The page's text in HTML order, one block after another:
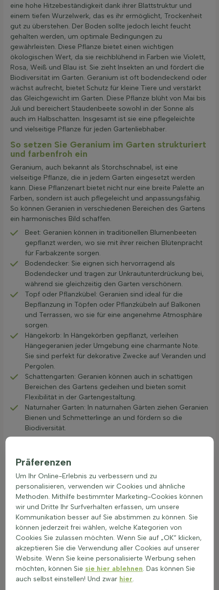
eine hohe Hitzebeständigkeit dank ihrer Blattstruktur und
einem tiefen Wurzelwerk, das es ihr ermöglicht, Trockenheit
gut zu überstehen. Der Boden sollte jedoch leicht feucht
gehalten werden, um optimale Bedingungen zu
gewährleisten. Diese Pflanze bietet einen wichtigen
ökologischen Wert, da sie reichblühend in Farben wie Violett,
Rosa, Weiß und Blau ist. Sie zieht Insekten an und fördert die
Biodiversität im Garten. Geranium ist oft bodendeckend oder
wächst aufrecht, bietet Schutz für kleine Tiere und verstärkt
das Gleichgewicht im Garten. Diese Pflanze blüht von Mai bis
Juli und bereichert Staudenbeete sowohl in der Sonne als
auch im Halbschatten. Insgesamt ist sie eine pflegeleichte
und vielseitige Pflanze für jeden Gartenliebhaber.
So setzen Sie Geranium im Garten strukturiert
und farbenfroh ein
Geranium, auch bekannt als Storchschnabel, ist eine
vielseitige Pflanze, die in jedem Garten eingesetzt werden
kann. Diese Pflanzenart bietet nicht nur eine breite Palette an
Farben, sondern ist auch pflegeleicht und anpassungsfähig.
So können Geranien in verschiedenen Bereichen des Gartens
ein harmonisches Bild schaffen.
Beet: Geranien können in traditionellen Blumenbeeten
gepflanzt werden, wo sie mit ihrer reichen Blütenpracht
für Farbakzente sorgen.
Bodendecker: Sie eignen sich hervorragend als
Bodendecker und tragen zur Unkrautunterdrückung bei,
während sie gleichzeitig den Garten verschönern.
Topf oder Pflanzkübel: Geranien sind ideal für die
Bepflanzung in Töpfen oder Pflanzkübeln auf Balkonen
und Terrassen, wo sie für eine angenehme Atmosphäre
sorgen.
Hängekorb: In Hängekörben gepflanzt, verleihen
Hängegeranien jeder Umgebung eine charmante Note.
Sie sind perfekt für dekorative Zwecke auf Veranden und
Pergolen.
Schattengarten: Geranien können auch in schattigen
Bereichen des Gartens gedeihen und bieten somit
Flexibilität in der Gartengestaltung.
Naturnaher Garten: In naturnahen Gärten ziehen Geranien
Bienen und Schmetterlinge an und fördern so die
Biodiversität.
und erfahrene Gärtner macht. Verschiedene Sorten wie
Geranium pratense bieten unterschiedliche Farbvariationen,
die sich gut in jede Landschaftsgestaltung integrieren lassen.
Zudem sind sie winterhart und blühen über lange Zeiträume.
Interessierte Gärtner können Storchschnabel kaufen, um ihren
Garten um eine pflegeleichte und attraktive Pflanze zu
bereichern. Diese Pflanze bietet sowohl in der Sonne als auch
im Schatten eine reiche Blüte und ist somit vielseitig
einsetzbar. Die Wahl von Geranium im Garten kann nicht nur
visuell ansprechend sein, sondern auch zur Erhaltung der
Artenvielfalt beitragen.
Ideale Partner: Astern, Funkien oder Ziergräser
Präferenzen
Um Ihr Online-Erlebnis zu verbessern und zu
personalisieren, verwenden wir Cookies und ähnliche
Methoden. Mithilfe bestimmter Marketing-Cookies können
wir und Dritte Ihr Surfverhalten erfassen, um unsere
Kommunikation besser auf Sie abstimmen zu können. Sie
können jederzeit frei wählen, welche Kategorien von
Cookies Sie zulassen möchten. Wenn Sie auf „OK“ klicken,
akzeptieren Sie die Verwendung aller Cookies auf unserer
Website. Wenn Sie keine personalisierte Werbung sehen
möchten, können Sie sie hier ablehnen. Das können Sie
auch selbst einstellen! Und zwar hier.